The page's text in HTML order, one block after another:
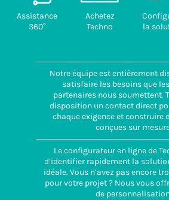
Assistance
360°
Achetez
Techno
la
Notre équipe est entièrement
satisfaire les besoins que
partenaires nous soumettent.
disposition un contact direct
chaque exigence et construire
conçues sur
Le configurateur en ligne de
d’identifier rapidement la
idéale. Vous n’avez pas encore
pour votre projet ? Nous vous
de